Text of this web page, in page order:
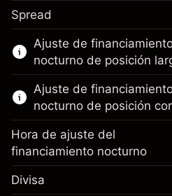
Este mercado financiero
hacer trading con CFD.
Obtén más información
CFD
Spread
Ajuste de
nocturno de posición
Ajuste de
nocturno de posición
Hora de ajuste del
financiamiento nocturno
Divisa